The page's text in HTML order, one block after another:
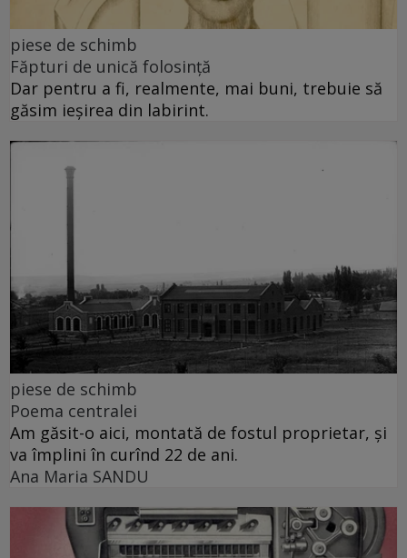
piese de schimb
Făpturi de unică folosință
Dar pentru a fi, realmente, mai buni, trebuie să
găsim ieșirea din labirint.
piese de schimb
Poema centralei
Am găsit-o aici, montată de fostul proprietar, și
va împlini în curînd 22 de ani.
Ana Maria SANDU